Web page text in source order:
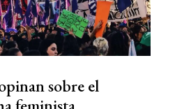
sobre el